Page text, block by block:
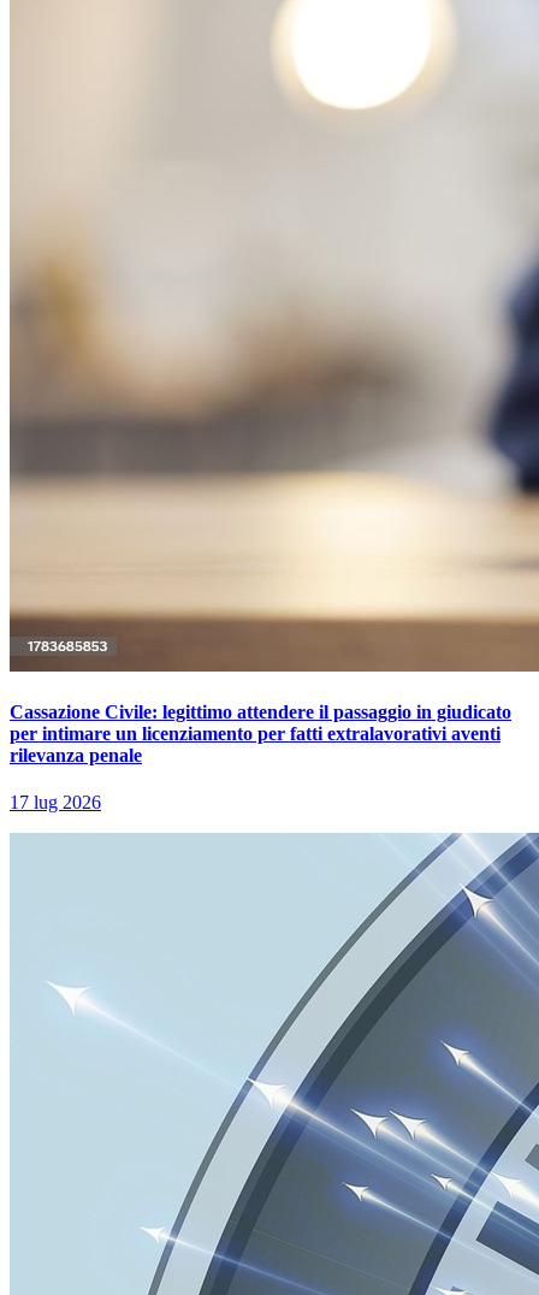
Cassazione Civile: legittimo attendere il passaggio in giudicato
per intimare un licenziamento per fatti extralavorativi aventi
rilevanza penale
17 lug 2026